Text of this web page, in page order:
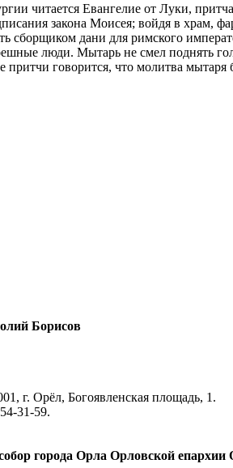
читается Евангелие от Луки,
закона Моисея; войдя в храм,
сборщиком дани для римского
люди. Мытарь не смел поднять
притчи говорится, что молитва
Борисов
г. Орёл, Богоявленская площадь, 1.
31-59.
города Орла Орловской